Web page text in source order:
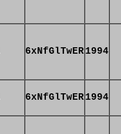
6xNfGlTwER1994
6xNfGlTwER1994